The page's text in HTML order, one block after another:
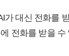
가 대신 전화
전화를 받을